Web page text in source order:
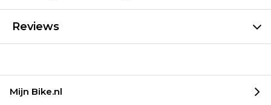
Reviews
Mijn Bike.nl